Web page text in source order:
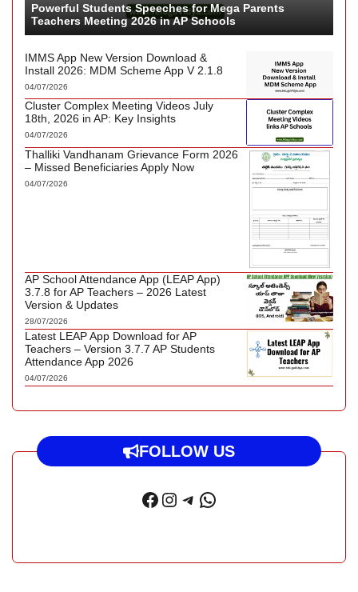
Powerful Students Speeches for Mega Parents
Teachers Meeting 2026 in AP Schools
IMMS App New Version Download &
Install 2026: MDM Scheme App V 2.1.8
04/07/2026
Cluster Complex Meeting Videos July
18th, 2026 in AP: Key Insights
04/07/2026
Thalliki Vandhanam Grievance Form 2026
– Missed Beneficiaries Apply Now
04/07/2026
AP School Attendance App (LEAP App)
3.7.8 for AP Teachers – 2026 Latest
Version & Updates
28/07/2026
Latest LEAP App Download for AP
Teachers – Version 3.7.7 AP Students
Attendance App 2026
04/07/2026
FOLLOW US
Facebook
Instagram
Telegram
WhatsApp